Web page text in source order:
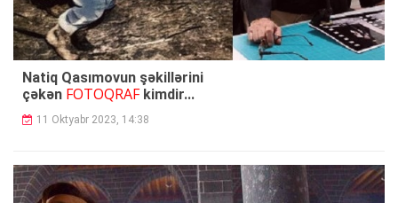
Natiq Qasımovun şəkillərini
çəkən FOTOQRAFkimdir...
11 Oktyabr 2023, 14:38